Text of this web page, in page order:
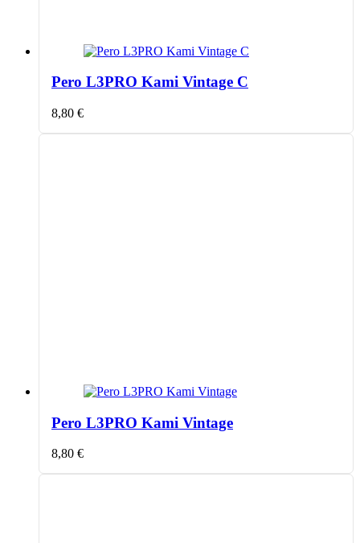
Pero L3PRO Kami Vintage C
8,80 €
Pero L3PRO Kami Vintage
8,80 €